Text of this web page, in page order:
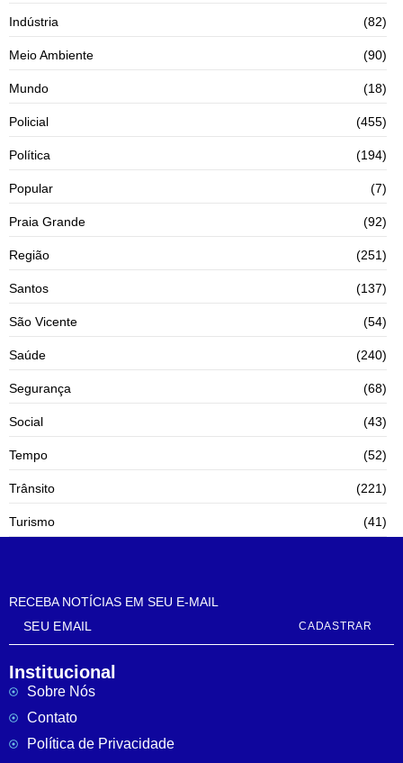
Indústria (82)
Meio Ambiente (90)
Mundo (18)
Policial (455)
Política (194)
Popular (7)
Praia Grande (92)
Região (251)
Santos (137)
São Vicente (54)
Saúde (240)
Segurança (68)
Social (43)
Tempo (52)
Trânsito (221)
Turismo (41)
RECEBA NOTÍCIAS EM SEU E-MAIL
CADASTRAR
Institucional
Sobre Nós
Contato
Política de Privacidade